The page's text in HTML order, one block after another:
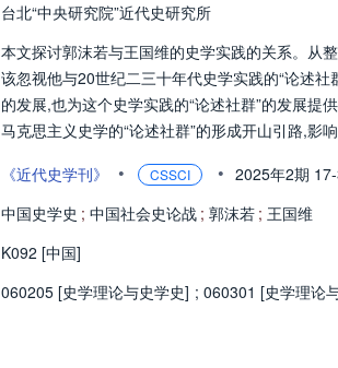
台北“中央研究院”近代史研究所
本文探讨郭沫若与王国维的史学实践的关系。从
该忽视他与20世纪二三十年代史学实践的“论述
的发展,也为这个史学实践的“论述社群”的发展
马克思主义史学的“论述社群”的形成开山引路,影
《近代史学刊》 • CSSCI • 2025年2期
中国史学史 ; 中国社会史论战 ; 郭沫若 ; 王国维
K092 [中国]
060205 [史学理论与史学史] ; 060301 [史学理论